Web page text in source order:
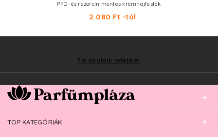
PPD- és rezorcin mentes krémhajfesték
2.080 Ft -tól
Fel az oldal tetejére!
TOP KATEGÓRIÁK